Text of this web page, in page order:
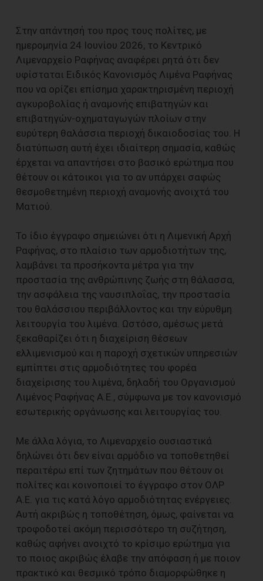
Στην απάντησή του προς τους πολίτες, με
ημερομηνία 24 Ιουνίου 2026, το Κεντρικό
Λιμεναρχείο Ραφήνας αναφέρει ρητά ότι δεν
υφίσταται Ειδικός Κανονισμός Λιμένα Ραφήνας
που να ορίζει επίσημα χαρακτηρισμένη περιοχή
αγκυροβολίας ή αναμονής επιβατηγών και
επιβατηγών-οχηματαγωγών πλοίων στην
ευρύτερη θαλάσσια περιοχή δικαιοδοσίας του. Η
διατύπωση αυτή έχει ιδιαίτερη σημασία, καθώς
έρχεται να απαντήσει στο βασικό ερώτημα που
θέτουν οι κάτοικοι για το αν υπάρχει σαφώς
θεσμοθετημένη περιοχή αναμονής ανοιχτά του
Ματιού.
Το ίδιο έγγραφο σημειώνει ότι η Λιμενική Αρχή
Ραφήνας, στο πλαίσιο των αρμοδιοτήτων της,
λαμβάνει τα προσήκοντα μέτρα για την
προστασία της ανθρώπινης ζωής στη θάλασσα,
την ασφάλεια της ναυσιπλοΐας, την προστασία
του θαλάσσιου περιβάλλοντος και την εύρυθμη
λειτουργία του λιμένα. Ωστόσο, αμέσως μετά
ξεκαθαρίζει ότι η διαχείριση θέσεων
ελλιμενισμού και η παροχή σχετικών υπηρεσιών
εμπίπτει στις αρμοδιότητες του φορέα
διαχείρισης του λιμένα, δηλαδή του Οργανισμού
Λιμένος Ραφήνας Α.Ε., σύμφωνα με τον κανονισμό
εσωτερικής οργάνωσης και λειτουργίας του.
Με άλλα λόγια, το Λιμεναρχείο ουσιαστικά
δηλώνει ότι δεν είναι αρμόδιο να τοποθετηθεί
περαιτέρω επί των ζητημάτων που θέτουν οι
πολίτες και κοινοποιεί το έγγραφο στον ΟΛΡ
Α.Ε. για τις κατά λόγο αρμοδιότητας ενέργειες.
Αυτή ακριβώς η τοποθέτηση, όμως, φαίνεται να
τροφοδοτεί ακόμη περισσότερο τη συζήτηση,
καθώς αφήνει ανοιχτό το κρίσιμο ερώτημα για
το ποιος ακριβώς έλαβε την απόφαση ή με ποιον
πρακτικό και θεσμικό τρόπο διαμορφώθηκε η